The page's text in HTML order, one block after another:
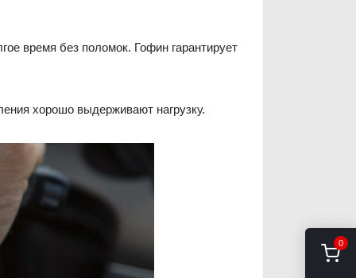
0
время без поломок. Гофин гарантирует
хорошо выдерживают нагрузку.